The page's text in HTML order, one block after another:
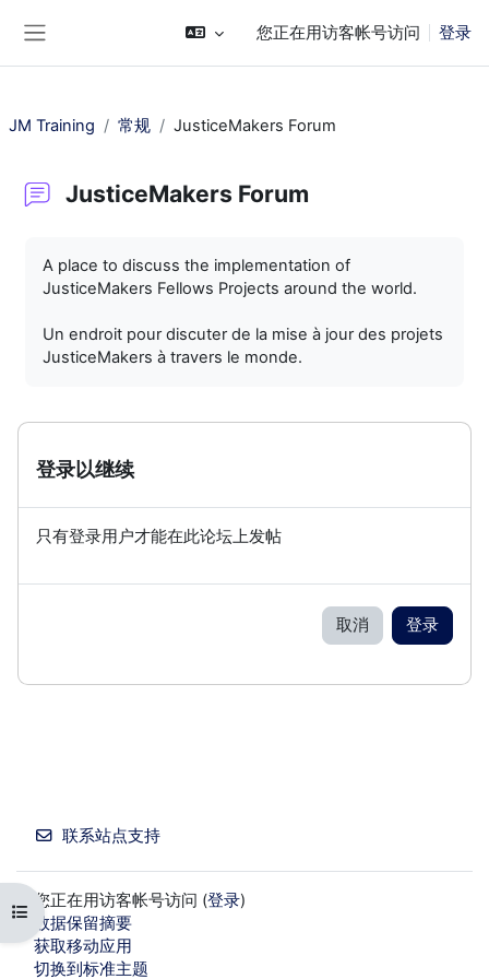
您正在用访客帐号访问 登录
打开课程索引
JM Training 常规 JusticeMakers Forum
JusticeMakers Forum
A place to discuss the implementation of
JusticeMakers Fellows Projects around the world.
Un endroit pour discuter de la mise à jour des projets
JusticeMakers à travers le monde.
登录以继续
只有登录用户才能在此论坛上发帖
取消 登录
联系站点支持
您正在用访客帐号访问 (登录)
‎数据保留摘要‎
获取移动应用
切换到标准主题